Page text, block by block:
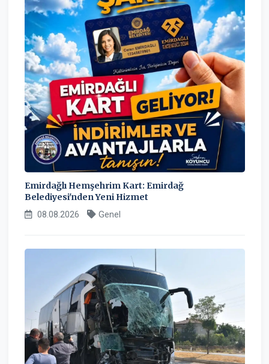
Emirdağlı Hemşehrim Kart: Emirdağ
Belediyesi'nden Yeni Hizmet
08.08.2026 Genel